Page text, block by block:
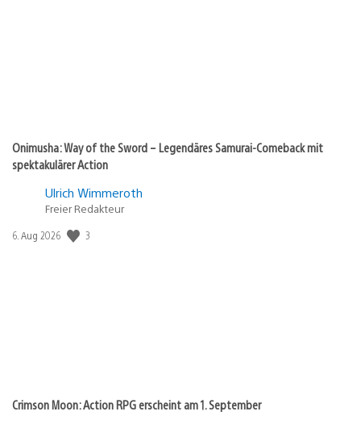
Onimusha: Way of the Sword – Legendäres Samurai-Comeback mit
spektakulärer Action
Ulrich Wimmeroth
Freier Redakteur
Veröffentlichungsdatum:
6. Aug 2026 3
Crimson Moon: Action RPG erscheint am 1. September